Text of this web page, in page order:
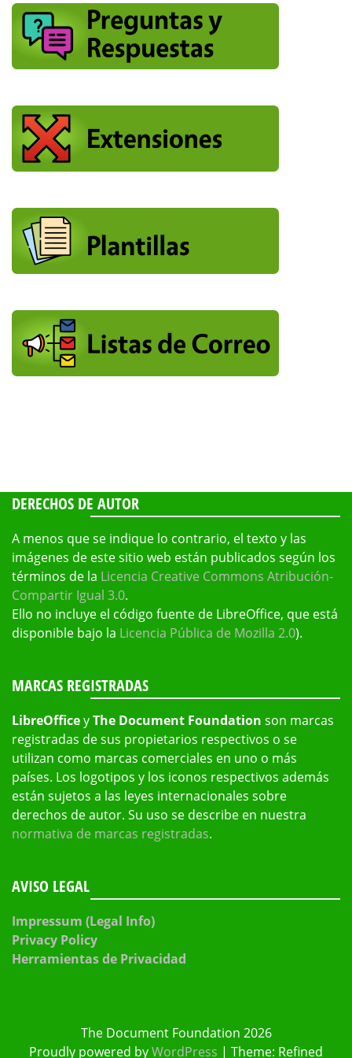
DERECHOS DE AUTOR
A menos que se indique lo contrario, el texto y las
imágenes de este sitio web están publicados según los
términos de la Licencia Creative Commons Atribución-
Compartir Igual 3.0.
Ello no incluye el código fuente de LibreOffice, que está
disponible bajo la Licencia Pública de Mozilla 2.0).
MARCAS REGISTRADAS
LibreOfficeyThe Document Foundation son marcas
registradas de sus propietarios respectivos o se
utilizan como marcas comerciales en uno o más
países. Los logotipos y los iconos respectivos además
están sujetos a las leyes internacionales sobre
derechos de autor. Su uso se describe en nuestra
normativa de marcas registradas.
AVISO LEGAL
Impressum (Legal Info)
Privacy Policy
Herramientas de Privacidad
The Document Foundation 2026
Proudly powered byWordPress | Theme: Refined